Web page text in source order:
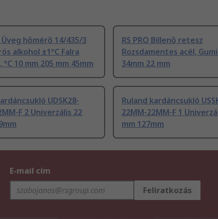
hőmérő 14/435/3
alkohol ±1°C Falra
10 mm 205 mm 45mm
RS PRO Billenő retesz
Rozsdamentes acél,
34mm 22 mm
UDSK28-
F 2 Univerzális 22
Ruland kardáncsukló
22MM-22MM-F 1
mm 127mm
E-mail cím
Feliratkozás